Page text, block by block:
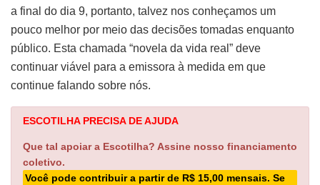
a final do dia 9, portanto, talvez nos conheçamos um
pouco melhor por meio das decisões tomadas enquanto
público. Esta chamada “novela da vida real” deve
continuar viável para a emissora à medida em que
continue falando sobre nós.
ESCOTILHA PRECISA DE AJUDA
Que tal apoiar a Escotilha? Assine nosso financiamento
coletivo.
Você pode contribuir a partir de R$ 15,00 mensais. Se